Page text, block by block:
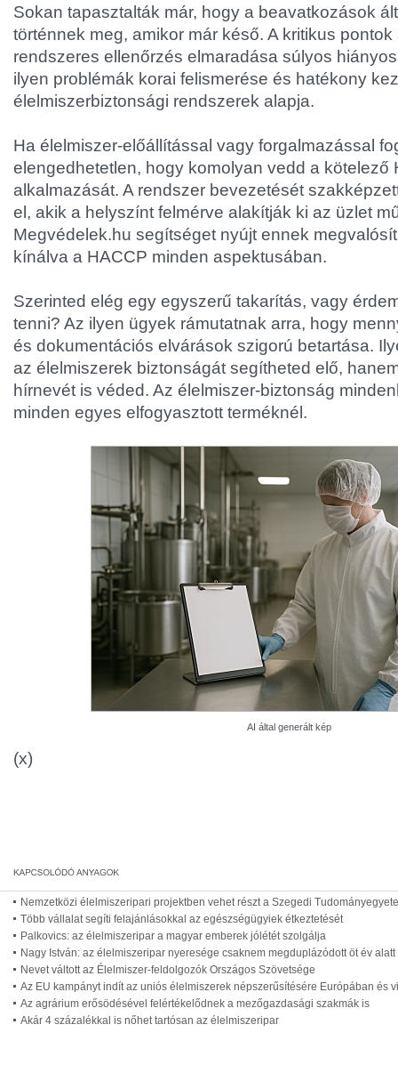
Sokan tapasztalták már, hogy a beavatkozások
történnek meg, amikor már késő. A kritikus
rendszeres ellenőrzés elmaradása súlyos
ilyen problémák korai felismerése és hatékony
élelmiszerbiztonsági rendszerek alapja.
Ha élelmiszer-előállítással vagy forgalmazással
elengedhetetlen, hogy komolyan vedd a kötelező
alkalmazását. A rendszer bevezetését
el, akik a helyszínt felmérve alakítják ki az üzlet
Megvédelek.hu segítséget nyújt ennek
kínálva a HACCP minden aspektusában.
Szerinted elég egy egyszerű takarítás, vagy
tenni? Az ilyen ügyek rámutatnak arra, hogy
és dokumentációs elvárások szigorú betartása.
az élelmiszerek biztonságát segítheted elő,
hírnevét is véded. Az élelmiszer-biztonság
minden egyes elfogyasztott terméknél.
AI által generált kép
(x)
Nemzetközi élelmiszeripari projektben vehet részt a Szegedi
Több vállalat segíti felajánlásokkal az egészségügyiek étkeztetését
Palkovics: az élelmiszeripar a magyar emberek jólétét szolgálja
Nagy István: az élelmiszeripar nyeresége csaknem megduplázódott öt év alatt
Nevet váltott az Élelmiszer-feldolgozók Országos Szövetsége
Az EU kampányt indít az uniós élelmiszerek népszerűsítésére Európában és
Az agrárium erősödésével felértékelődnek a mezőgazdasági szakmák is
Akár 4 százalékkal is nőhet tartósan az élelmiszeripar